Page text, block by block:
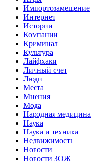
Импортозамещение
Интернет
Истории
Компании
Криминал
Культура
Лайфхаки
Личный счет
Люди
Места
Мнения
Мода
Народная медицина
Наука
Наука и техника
Недвижимость
Новости
Новости ЗОЖ